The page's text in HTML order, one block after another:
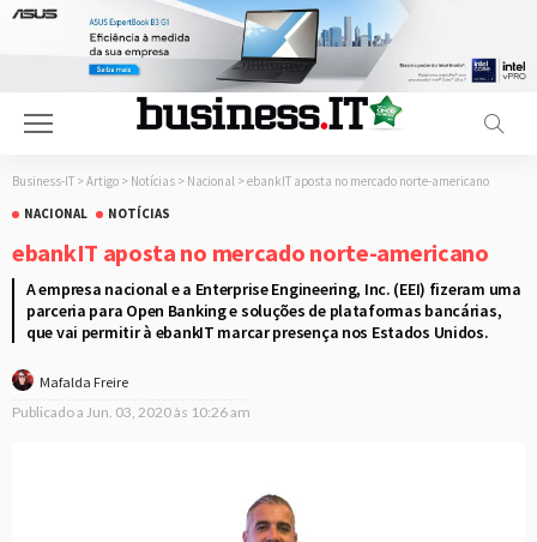
Business-IT > Artigo > Notícias > Nacional > ebankIT aposta no mercado norte-americano
NACIONAL
NOTÍCIAS
ebankIT aposta no mercado norte-americano
A empresa nacional e a Enterprise Engineering, Inc. (EEI) fizeram uma
parceria para Open Banking e soluções de plataformas bancárias,
que vai permitir à ebankIT marcar presença nos Estados Unidos.
Mafalda Freire
Publicado a Jun. 03, 2020 às 10:26 am